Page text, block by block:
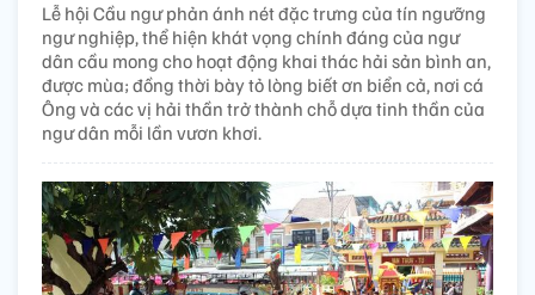
Lễ hội Cầu ngư phản ánh nét đặc trưng của tín ngưỡng
ngư nghiệp, thể hiện khát vọng chính đáng của ngư
dân cầu mong cho hoạt động khai thác hải sản bình an,
được mùa; đồng thời bày tỏ lòng biết ơn biển cả, nơi cá
Ông và các vị hải thần trở thành chỗ dựa tinh thần của
ngư dân mỗi lần vươn khơi.